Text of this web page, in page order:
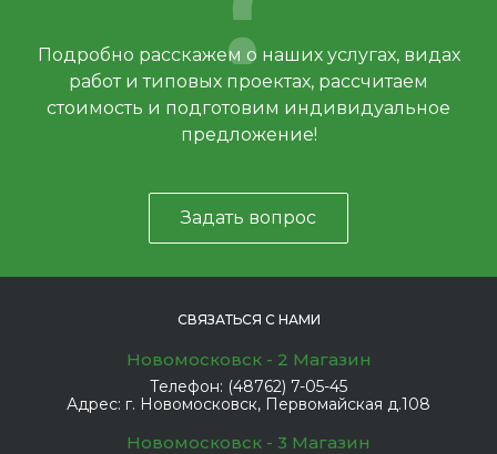
Подробно расскажем о наших услугах, видах
работ и типовых проектах, рассчитаем
стоимость и подготовим индивидуальное
предложение!
Задать вопрос
СВЯЗАТЬСЯ С НАМИ
Новомосковск - 2 Магазин
Телефон: (48762) 7-05-45
Адрес: г. Новомосковск, Первомайская д.108
Новомосковск - 3 Магазин